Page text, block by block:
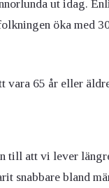
ut idag.
öka med
vara 65 år eller
till att vi lever
snabbare bland